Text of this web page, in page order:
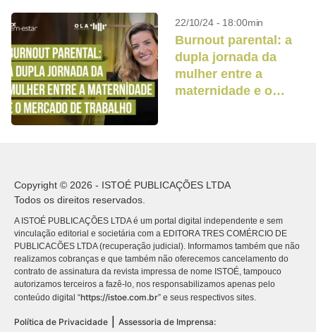
22/10/24 - 18:00min
Burnout parental: a
dupla jornada da
mulher entre a
maternidade e o
Copyright © 2026 - ISTOÉ PUBLICAÇÕES LTDA
Todos os direitos reservados.
A ISTOÉ PUBLICAÇÕES LTDA é um portal digital independente e sem
vinculação editorial e societária com a EDITORA TRES COMÉRCIO DE
PUBLICACÕES LTDA (recuperação judicial). Informamos também que não
realizamos cobranças e que também não oferecemos cancelamento do
contrato de assinatura da revista impressa de nome ISTOÉ, tampouco
autorizamos terceiros a fazê-lo, nos responsabilizamos apenas pelo
conteúdo digital “https://istoe.com.br” e seus respectivos sites.
Política de Privacidade Assessoria de Imprensa: